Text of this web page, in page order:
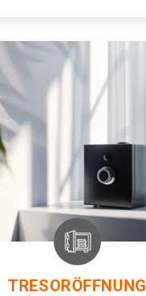
TRESORÖFFNUNG